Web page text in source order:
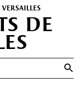
versailles
de